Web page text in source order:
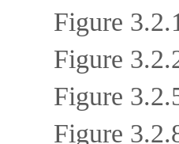
Figure
Figure
Figure
Figure